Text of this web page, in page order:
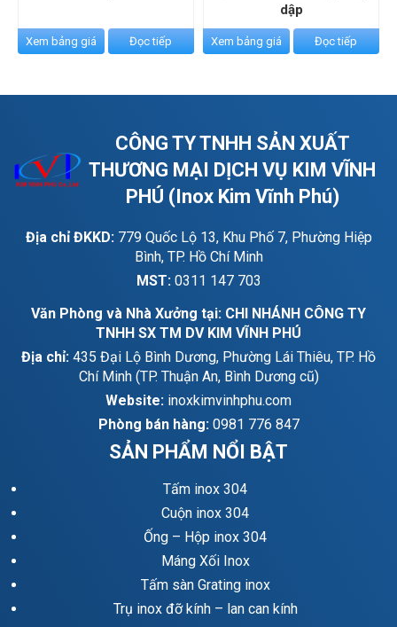
Xem bảng giá Đọc tiếp
dập
Xem bảng giá Đọc tiếp
CÔNG TY TNHH SẢN XUẤT
THƯƠNG MẠI DỊCH VỤ KIM VĨNH
PHÚ (Inox Kim Vĩnh Phú)
Địa chỉ ĐKKD: 779 Quốc Lộ 13, Khu Phố 7, Phường Hiệp
Bình, TP. Hồ Chí Minh
MST: 0311 147 703
Văn Phòng và Nhà Xưởng tại: CHI NHÁNH CÔNG TY
TNHH SX TM DV KIM VĨNH PHÚ
Địa chỉ: 435 Đại Lộ Bình Dương, Phường Lái Thiêu, TP. Hồ
Chí Minh (TP. Thuận An, Bình Dương cũ)
Website: inoxkimvinhphu.com
Phòng bán hàng: 0981 776 847
SẢN PHẨM NỔI BẬT
Tấm inox 304
Cuộn inox 304
Ống – Hộp inox 304
Máng Xối Inox
Tấm sàn Grating inox
Trụ inox đỡ kính – lan can kính